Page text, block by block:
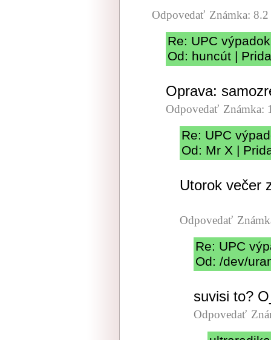
Odpovedať Známka: 8.2
Re: UPC výpadok
Od: huncút |
Oprava:
Odpovedať Známka:
Re: UPC
Od: Mr X |
Utorok večer
Odpovedať
Re: UPC
Od: /dev/
suvisi to?
Odpovedať